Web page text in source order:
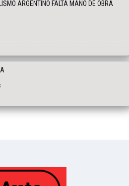
ARGENTINO FALTA MANO DE OBRA